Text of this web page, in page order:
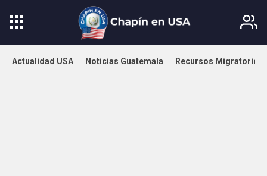
Actualidad USA Noticias Guatemala Recursos Migratorios